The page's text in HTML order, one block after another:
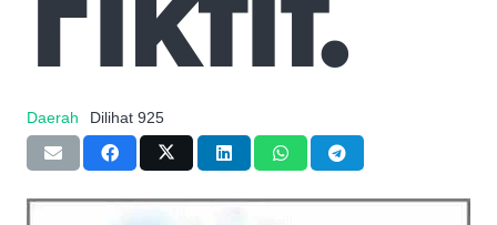
Daerah Dilihat 925